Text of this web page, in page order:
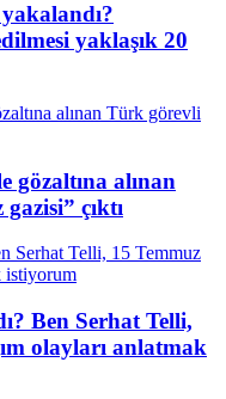
yaklaşık 20
gözaltına alınan
çıktı
Ben Serhat Telli,
olayları anlatmak